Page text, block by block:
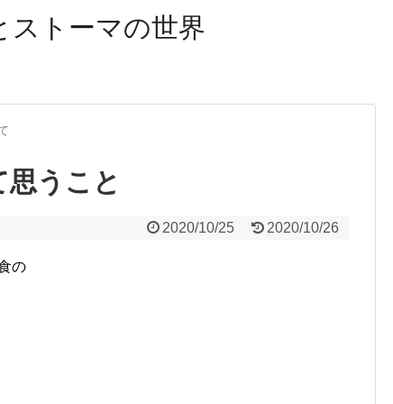
ストーマの世界
うこと
2020/10/25 2020/10/26
の